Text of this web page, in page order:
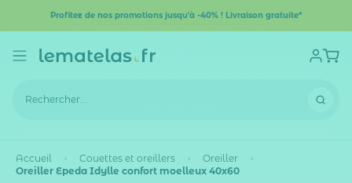
Profitez de nos promotions jusqu'à -40% ! Livraison gratuite*
Accueil Couettes et oreillers
Oreiller
Oreiller Epeda Idylle confort moelleux 40x60